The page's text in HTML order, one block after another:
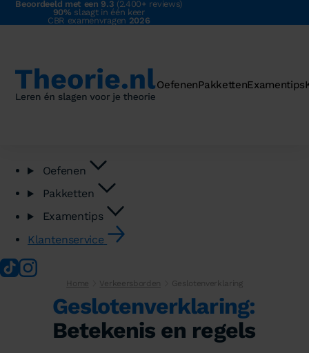
Beoordeeld met een 9.3 (2.400+ reviews)
90% slaagt in één keer
CBR examenvragen 2026
OefenenPakkettenExamentips
Oefenen
Pakketten
Examentips
Klantenservice
Home Verkeersborden Geslotenverklaring
Geslotenverklaring:
Betekenis en regels